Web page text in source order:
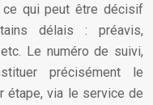
qui peut être décisif
délais : préavis,
Le numéro de suivi,
précisément le
étape, via le service de